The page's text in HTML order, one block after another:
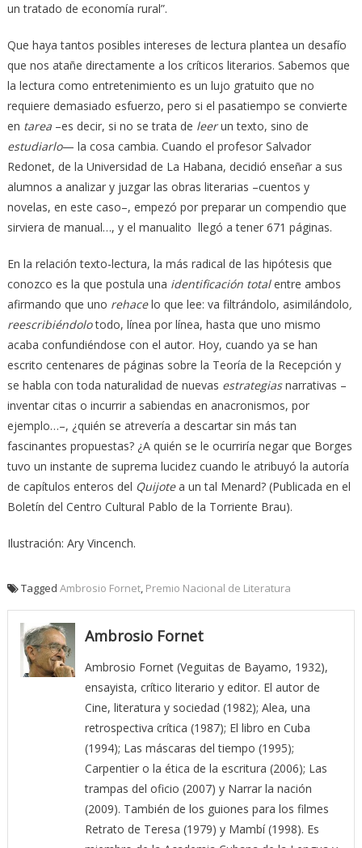
un tratado de economía rural”.
Que haya tantos posibles intereses de lectura plantea un desafío
que nos atañe directamente a los críticos literarios. Sabemos que
la lectura como entretenimiento es un lujo gratuito que no
requiere demasiado esfuerzo, pero si el pasatiempo se convierte
en tarea–es decir, si no se trata de leerun texto, sino de
estudiarlo— la cosa cambia. Cuando el profesor Salvador
Redonet, de la Universidad de La Habana, decidió enseñar a sus
alumnos a analizar y juzgar las obras literarias –cuentos y
novelas, en este caso–, empezó por preparar un compendio que
sirviera de manual…, y el manualito llegó a tener 671 páginas.
En la relación texto-lectura, la más radical de las hipótesis que
conozco es la que postula una identificación totalentre ambos
afirmando que uno rehacelo que lee: va filtrándolo, asimilándolo,
reescribiéndolotodo, línea por línea, hasta que uno mismo
acaba confundiéndose con el autor. Hoy, cuando ya se han
escrito centenares de páginas sobre la Teoría de la Recepción y
se habla con toda naturalidad de nuevas estrategiasnarrativas –
inventar citas o incurrir a sabiendas en anacronismos, por
ejemplo…–, ¿quién se atrevería a descartar sin más tan
fascinantes propuestas? ¿A quién se le ocurriría negar que Borges
tuvo un instante de suprema lucidez cuando le atribuyó la autoría
de capítulos enteros del Quijotea un tal Menard? (Publicada en el
Boletín del Centro Cultural Pablo de la Torriente Brau).
Ilustración: Ary Vincench.
Tagged Ambrosio Fornet, Premio Nacional de Literatura
Ambrosio Fornet
Ambrosio Fornet (Veguitas de Bayamo, 1932),
ensayista, crítico literario y editor. El autor de
Cine, literatura y sociedad (1982); Alea, una
retrospectiva crítica (1987); El libro en Cuba
(1994); Las máscaras del tiempo (1995);
Carpentier o la ética de la escritura (2006); Las
trampas del oficio (2007) y Narrar la nación
(2009). También de los guiones para los filmes
Retrato de Teresa (1979) y Mambí (1998). Es